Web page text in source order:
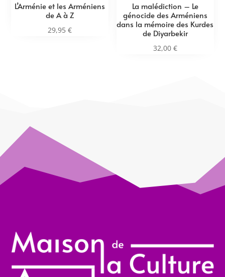
L’Arménie et les Arméniens
de A à Z
29,95€
La malédiction – Le
génocide des Arméniens
dans la mémoire des Kurdes
de Diyarbekir
32,00 €